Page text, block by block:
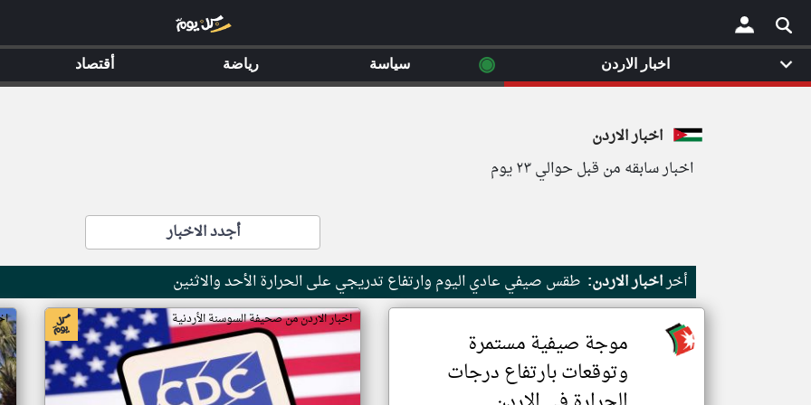
×
اخبار الاردن
اخبار سابقه من قبل حوالي ٢٣ يوم
أجدد الاخبار
أخراخبار الاردن: طقس صيفي عادي اليوم وارتفاع تدريجي على الحرارة الأحد والاثنين
موجة صيفية مستمرة
وتوقعات بارتفاع درجات
اخبار الاردن من صحيفة السوسنة الأردنية
اخبار الاردن ◉ سياسة رياضة أقتصاد